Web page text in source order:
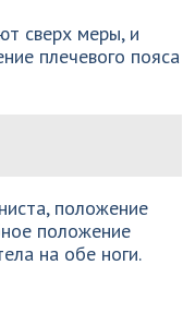
сверх меры, и
плечевого пояса
положение
положение
на обе ноги.